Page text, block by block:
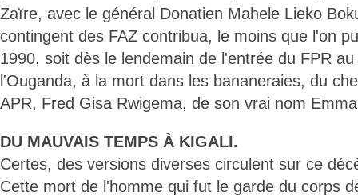
Zaïre, avec le général Donatien Mahele Lieko
contingent des FAZ contribua, le moins que l'on
1990, soit dès le lendemain de l'entrée du FPR
l'Ouganda, à la mort dans les bananeraies, du
APR, Fred Gisa Rwigema, de son vrai nom
DU MAUVAIS TEMPS À KIGALI.
Certes, des versions diverses circulent sur ce
Cette mort de l'homme qui fut le garde du corps